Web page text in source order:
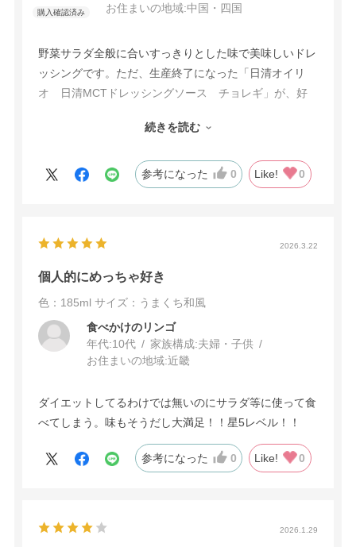
お住まいの地域:中国・四国
野菜サラダ全般に合いすっきりとした味で美味しいドレ
ッシングです。ただ、生産終了になった「日清オイリ
オ 日清MCTドレッシングソース チョレギ」が、好
思わしくないため、という理由でしたら、いたし方ない
続きを読む
参考になった 0 Like! 0
2026.3.22
個人的にめっちゃ好き
色：185ml サイズ：うまくち和風
食べかけのリンゴ
年代:10代 家族構成:夫婦・子供
お住まいの地域:近畿
ダイエットしてるわけでは無いのにサラダ等に使って食
べてしまう。味もそうだし大満足！！星5レベル！！
参考になった 0 Like! 0
2026.1.29